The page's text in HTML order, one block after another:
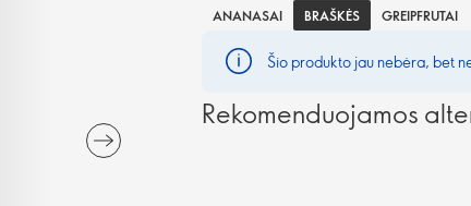
ANANASAI
BRAŠKĖS GREIPFRUTAI
Šio produkto jau nebėra, bet
Rekomenduojamos